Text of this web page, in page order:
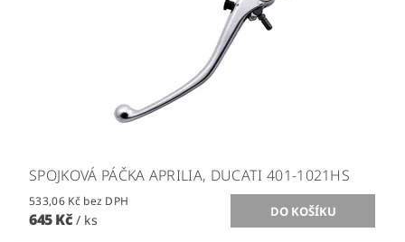
SPOJKOVÁ PÁČKA APRILIA, DUCATI 401-1021HS
533,06 Kč bez DPH
645 Kč / ks